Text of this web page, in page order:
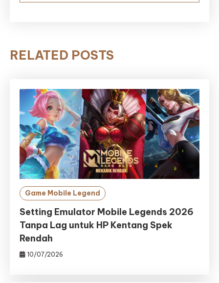
RELATED POSTS
Game Mobile Legend
Setting Emulator Mobile Legends 2026
Tanpa Lag untuk HP Kentang Spek
Rendah
10/07/2026